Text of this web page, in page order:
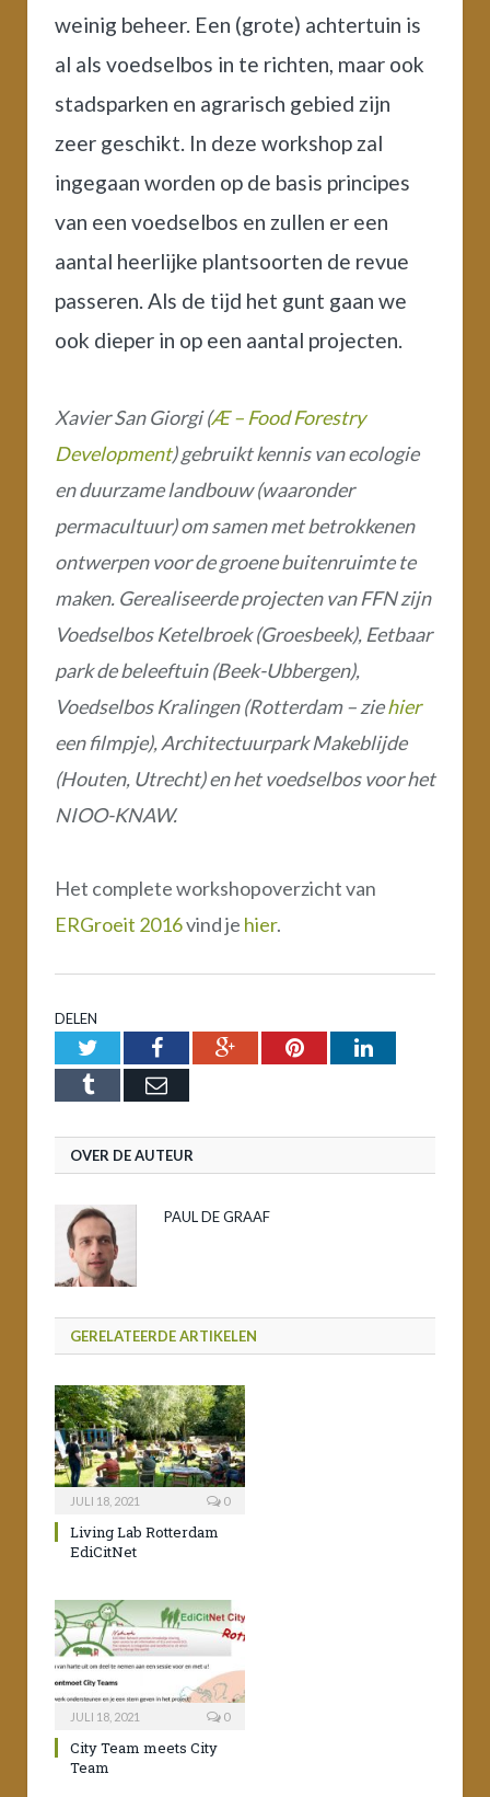
weinig beheer. Een (grote) achtertuin is
al als voedselbos in te richten, maar ook
stadsparken en agrarisch gebied zijn
zeer geschikt. In deze workshop zal
ingegaan worden op de basis principes
van een voedselbos en zullen er een
aantal heerlijke plantsoorten de revue
passeren. Als de tijd het gunt gaan we
ook dieper in op een aantal projecten.
Xavier San Giorgi (Æ – Food Forestry
Development) gebruikt kennis van ecologie
en duurzame landbouw (waaronder
permacultuur) om samen met betrokkenen
ontwerpen voor de groene buitenruimte te
maken. Gerealiseerde projecten van FFN zijn
Voedselbos Ketelbroek (Groesbeek), Eetbaar
park de beleeftuin (Beek-Ubbergen),
Voedselbos Kralingen (Rotterdam – ziehier
een filmpje), Architectuurpark Makeblijde
(Houten, Utrecht) en het voedselbos voor het
NIOO-KNAW.
Het complete workshopoverzicht van
ERGroeit 2016vind je hier.
DELEN
TwitterFacebookGoogle+PinterestLinkedIn
Tumblr Email
OVER DE AUTEUR
PAUL DE GRAAF
GERELATEERDE ARTIKELEN
JULI 18, 2021 0
Living Lab Rotterdam
EdiCitNet
JULI 18, 2021 0
City Team meets City
Team